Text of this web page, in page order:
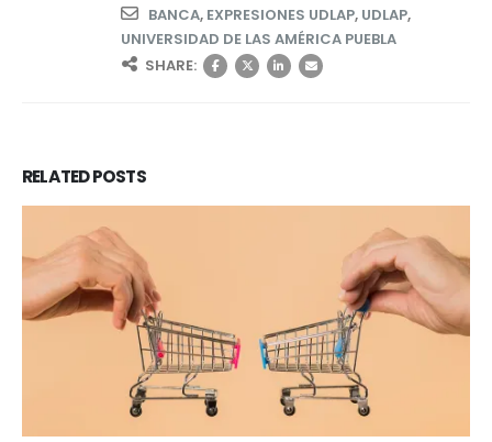
BANCA, EXPRESIONES UDLAP, UDLAP,
UNIVERSIDAD DE LAS AMÉRICA PUEBLA
SHARE:
RELATEDPOSTS